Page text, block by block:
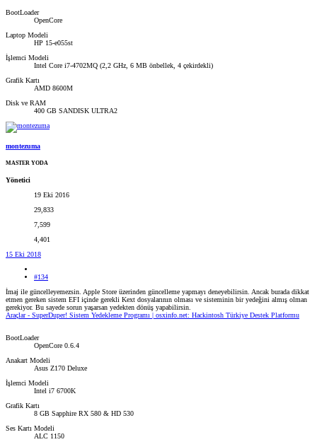
BootLoader
OpenCore
Laptop Modeli
HP 15-e055st
İşlemci Modeli
Intel Core i7-4702MQ (2,2 GHz, 6 MB önbellek, 4 çekirdekli)
Grafik Kartı
AMD 8600M
Disk ve RAM
400 GB SANDISK ULTRA2
montezuma
MASTER YODA
Yönetici
19 Eki 2016
29,833
7,599
4,401
15 Eki 2018
#134
İmaj ile güncelleyemezsin. Apple Store üzerinden güncelleme yapmayı deneyebilirsin. Ancak burada dikkat
etmen gereken sistem EFI içinde gerekli Kext dosyalarının olması ve sisteminin bir yedeğini almış olman
gerekiyor. Bu sayede sorun yaşarsan yedekten dönüş yapabilirsin.
Araçlar - SuperDuper! Sistem Yedekleme Programı | osxinfo.net: Hackintosh Türkiye Destek Platformu
BootLoader
OpenCore 0.6.4
Anakart Modeli
Asus Z170 Deluxe
İşlemci Modeli
Intel i7 6700K
Grafik Kartı
8 GB Sapphire RX 580 & HD 530
Ses Kartı Modeli
ALC 1150